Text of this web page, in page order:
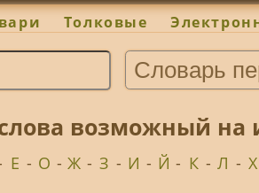
Толковые
возможный
Е - О - Ж - З - И - Й - К - Л - Х